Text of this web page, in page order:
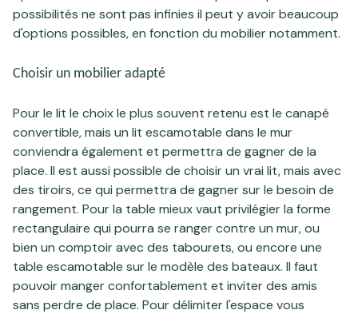
possibilités ne sont pas infinies il peut y avoir beaucoup
d'options possibles, en fonction du mobilier notamment.
Choisir un mobilier adapté
Pour le lit le choix le plus souvent retenu est le canapé
convertible, mais un lit escamotable dans le mur
conviendra également et permettra de gagner de la
place. Il est aussi possible de choisir un vrai lit, mais avec
des tiroirs, ce qui permettra de gagner sur le besoin de
rangement. Pour la table mieux vaut privilégier la forme
rectangulaire qui pourra se ranger contre un mur, ou
bien un comptoir avec des tabourets, ou encore une
table escamotable sur le modèle des bateaux. Il faut
pouvoir manger confortablement et inviter des amis
sans perdre de place. Pour délimiter l'espace vous